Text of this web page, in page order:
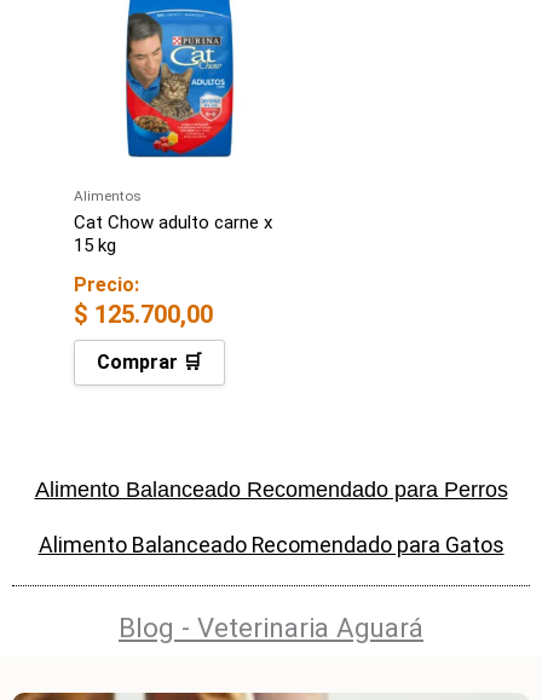
Alimentos
Cat Chow adulto carne x
15 kg
Precio:
$ 125.700,00
Comprar 🛒
Alimento Balanceado Recomendado para Perros
Alimento Balanceado Recomendado para Gatos
Blog - Veterinaria Aguará